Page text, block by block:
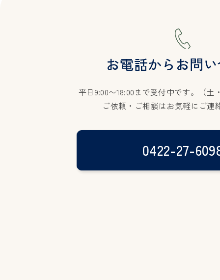
お電話からお問
平日9:00〜18:00まで受付中です。
（
ご依頼・ご相談はお気軽にご連
0422-27-